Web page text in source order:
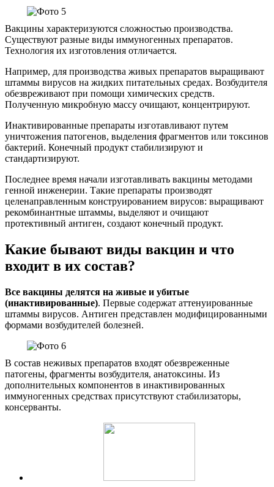
Вакцины характеризуются сложностью производства.
Существуют разные виды иммуногенных препаратов.
Технология их изготовления отличается.
Например, для производства живых препаратов выращивают
штаммы вирусов на жидких питательных средах. Возбудителя
обезвреживают при помощи химических средств.
Полученную микробную массу очищают, концентрируют.
Инактивированные препараты изготавливают путем
уничтожения патогенов, выделения фрагментов или токсинов
бактерий. Конечный продукт стабилизируют и
стандартизируют.
Последнее время начали изготавливать вакцины методами
генной инженерии. Такие препараты производят
целенаправленным конструированием вирусов: выращивают
рекомбинантные штаммы, выделяют и очищают
протективный антиген, создают конечный продукт.
Какие бывают виды вакцин и что
входит в их состав?
Все вакцины делятся на живые и убитые
(инактивированные). Первые содержат аттенуированные
штаммы вирусов. Антиген представлен модифицированными
формами возбудителей болезней.
В состав неживых препаратов входят обезвреженные
патогены, фрагменты возбудителя, анатоксины. Из
дополнительных компонентов в инактивированных
иммуногенных средствах присутствуют стабилизаторы,
консерванты.